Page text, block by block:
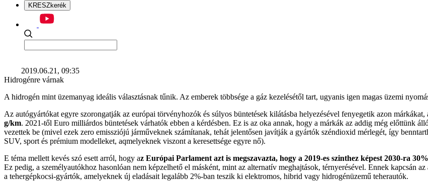
KRESZkerék
2019.06.21, 09:35
Hidrogénre várnak
A hidrogén mint üzemanyag ideális választásnak tűnik. Az emberek többsége a gáz kezelésétől tart, ugyanis igen magas üzemi
Az autógyártókat egyre szorongatják az európai törvényhozók és súlyos büntetések kilátásba helyezésével fenyegetik azon
g/km. 2021-től Euro milliárdos büntetések várhatók ebben a kérdésben. Ez is az oka annak, hogy a márkák az addig még előttünk
vezettek be (mivel ezek zero emissziójú járműveknek számítanak, tehát jelentősen javítják a gyártók széndioxid mérlegét, így
SUV, sport és prémium modelleket, aqmelyeknek viszont a keresettsége egyre nő).
E téma mellett kevés szó esett arról, hogy az Európai Parlament azt is megszavazta, hogy a 2019-es szinthez képest 2030-ra
Ez pedig, a személyautókhoz hasonlóan nem képzelhető el másként, mint az alternatív meghajtások, térnyerésével. Ennek kapcsán
a tehergépkocsi-gyártók, amelyeknek új eladásait legalább 2%-ban teszik ki elektromos, hibrid vagy hidrogénüzemű teherautók.